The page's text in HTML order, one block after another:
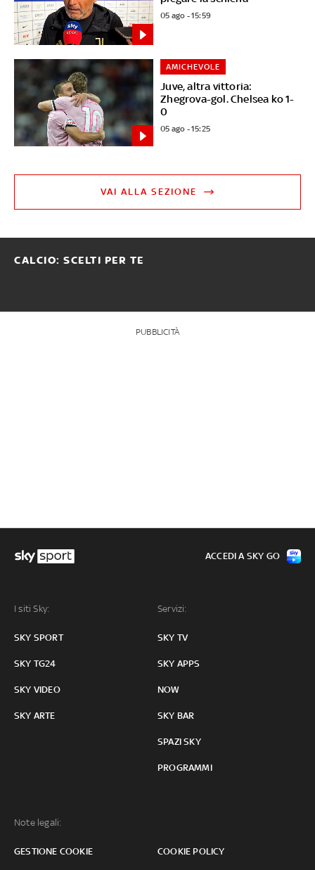
05 ago - 15:59
Juve, altra vittoria:
Zhegrova-gol. Chelsea ko 1-
0
AMICHEVOLE
05 ago - 15:25
VAI ALLA SEZIONE
CALCIO: SCELTI PER TE
PUBBLICITÀ
I siti Sky:
SKY SPORT
SKY TG24
SKY VIDEO
SKY ARTE
Servizi:
SKY TV
SKY APPS
NOW
SKY BAR
SPAZI SKY
PROGRAMMI
Note legali:
GESTIONE COOKIE COOKIE POLICY
ACCEDI A SKY GO